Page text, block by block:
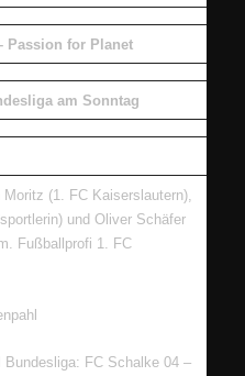
Passion for Planet
am Sonntag
(1. FC Kaiserslautern),
und Oliver Schäfer
Fußballprofi 1. FC
FC Schalke 04 –